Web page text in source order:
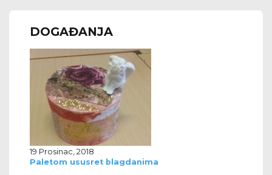
DOGAĐANJA
19 Prosinac, 2018
Paletom ususret blagdanima